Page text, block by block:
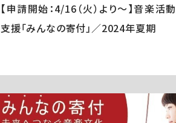
【申請開始：4/16（火）より～】音楽活動
支援「みんなの寄付」／2024年夏期